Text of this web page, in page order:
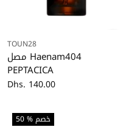
TOUN28
مصل Haenam404
PEPTACICA
Dhs. 140.00
50 % خصم